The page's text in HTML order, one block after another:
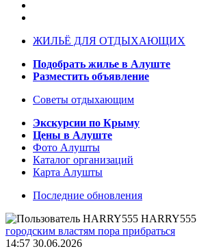
ЖИЛЬЁ ДЛЯ ОТДЫХАЮЩИХ
Подобрать жилье в Алуште
Разместить объявление
Советы отдыхающим
Экскурсии по Крыму
Цены в Алуште
Фото Алушты
Каталог организаций
Карта Алушты
Последние обновления
HARRY555
городским властям пора прибраться
14:57 30.06.2026